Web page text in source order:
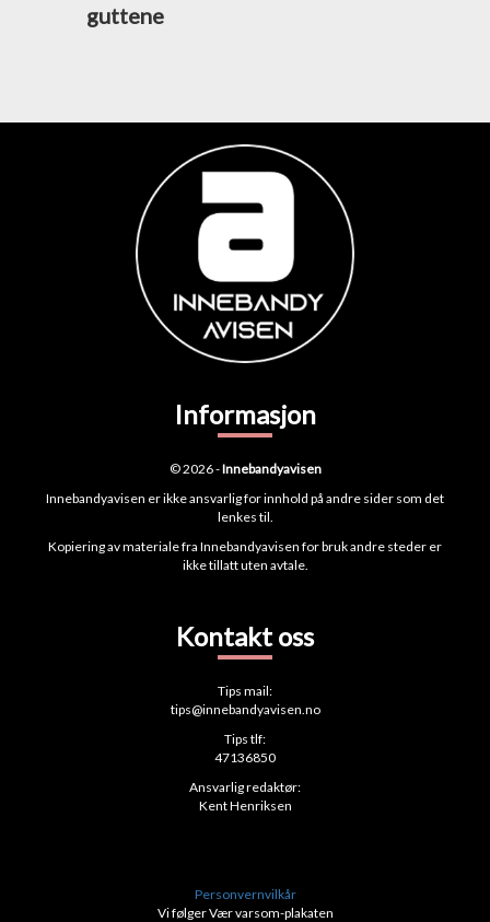
guttene
Informasjon
© 2026 -Innebandyavisen
Innebandyavisen er ikke ansvarlig for innhold på andre sider som det
lenkes til.
Kopiering av materiale fra Innebandyavisen for bruk andre steder er
ikke tillatt uten avtale.
Kontakt oss
Tips mail:
tips@innebandyavisen.no
Tips tlf:
47136850
Ansvarlig redaktør:
Kent Henriksen
Personvernvilkår
Vi følger Vær varsom-plakaten